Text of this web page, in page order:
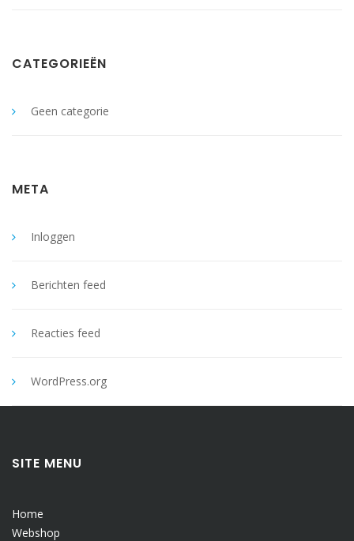
CATEGORIEËN
Geen categorie
META
Inloggen
Berichten feed
Reacties feed
WordPress.org
SITE MENU
Home
Webshop